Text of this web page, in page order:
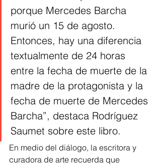
porque Mercedes Barcha
murió un 15 de agosto.
Entonces, hay una diferencia
textualmente de 24 horas
entre la fecha de muerte de la
madre de la protagonista y la
fecha de muerte de Mercedes
Barcha”, destaca Rodríguez
Saumet sobre este libro.
En medio del diálogo, la escritora y
curadora de arte recuerda que